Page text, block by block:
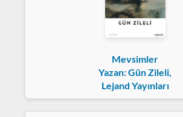
Mevsimler
Yazan: Gün Zileli,
Lejand Yayınları